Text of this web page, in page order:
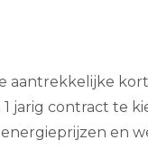
aantrekkelijke
jarig contract te
en